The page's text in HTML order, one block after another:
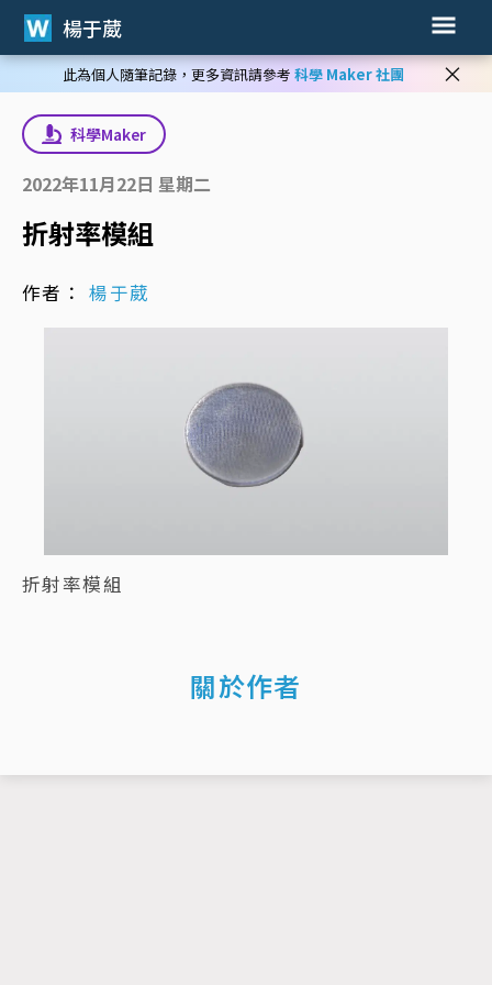
楊于葳
此為個人隨筆記錄，更多資訊請參考 科學 Maker 社團 ×
科學Maker
2022年11月22日 星期二
折射率模組
作者： 楊于葳
折射率模組
關於作者